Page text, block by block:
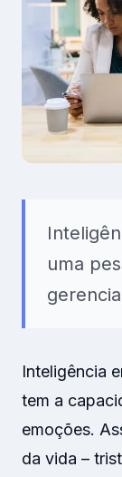
uma
Inteligência
tem a
emoções.
da vida –